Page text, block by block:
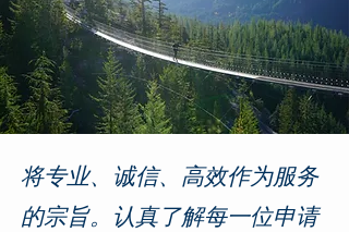
​将专业、诚信、高效作为服务
的宗旨。认真了解每一位申请